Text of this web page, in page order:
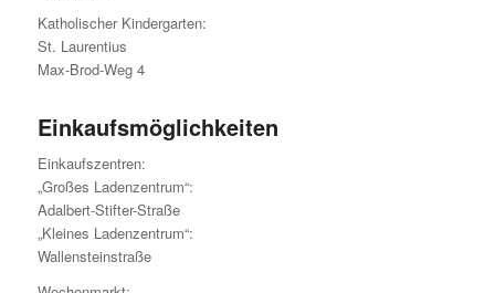
Katholischer Kindergarten:
St. Laurentius
Max-Brod-Weg 4
Einkaufsmöglichkeiten
Einkaufszentren:
„Großes Ladenzentrum“:
Adalbert-Stifter-Straße
„Kleines Ladenzentrum“:
Wallensteinstraße